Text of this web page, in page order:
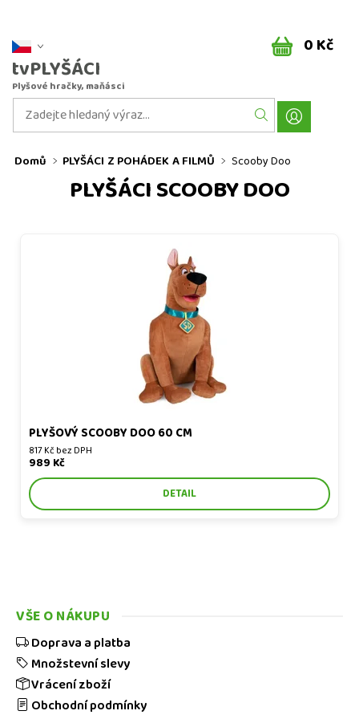
tvPLYŠÁCI
Plyšové hračky, maňásci
0 Kč
Domů PLYŠÁCI Z POHÁDEK A FILMŮ Scooby Doo
PLYŠÁCI SCOOBY DOO
PLYŠOVÝ SCOOBY DOO 60 CM
817 Kč bez DPH
989 Kč
DETAIL
VŠE O NÁKUPU
Doprava a platba
Množstevní slevy
Vrácení zboží
Obchodní podmínky